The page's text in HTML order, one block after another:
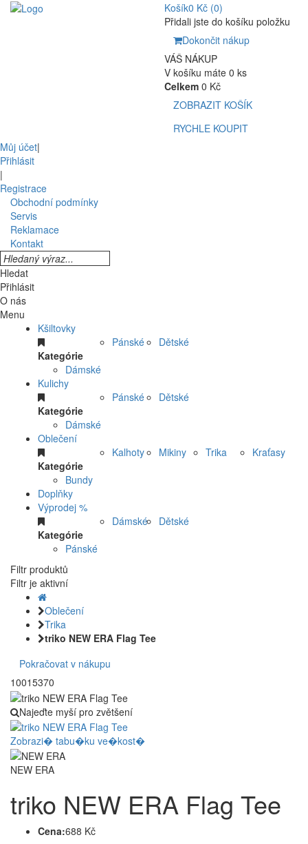
Košík0 Kč (0)
Přidali jste do košíku položku
Dokončit nákup
VÁŠ NÁKUP
V košíku máte 0 ks
Celkem 0 Kč
ZOBRAZIT KOŠÍK
RYCHLE KOUPIT
Můj účet|
Přihlásit
|
Registrace
Obchodní podmínky
Servis
Reklamace
Kontakt
Hledat
Přihlásit
O nás
Menu
Kšiltovky
Kategórie
Dámské
Pánské Dětské
Kulichy
Kategórie
Dámské
Pánské Dětské
Oblečení
Kategórie
Bundy
Kalhoty Mikiny Trika Kraťasy
Doplňky
Výprodej %
Kategórie
Pánské
Dámské Dětské
Filtr produktů
Filtr je aktivní
Oblečení
Trika
triko NEW ERA Flag Tee
Pokračovat v nákupu
10015370
Najeďte myší pro zvětšení
Zobrazi� tabu�ku ve�kost�
NEW ERA
triko NEW ERA Flag Tee
Cena:688 Kč